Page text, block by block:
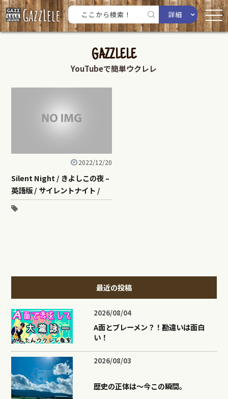
詳細
GAZZLELE
YouTubeで簡単ウクレレ
2022/12/20
Silent Night / きよしこの夜 –
英語版 / サイレントナイト /
最近の投稿
2026/08/04
A面とブレーメン？！勘違いは面白
い！
2026/08/03
歴史の正体は〜今この瞬間。